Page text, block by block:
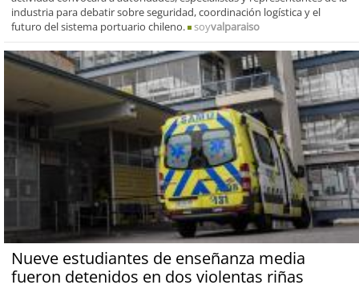
industria para debatir sobre seguridad, coordinación logística y el
futuro del sistema portuario chileno.
soyvalparaiso
Nueve estudiantes de enseñanza media
fueron detenidos en dos violentas riñas